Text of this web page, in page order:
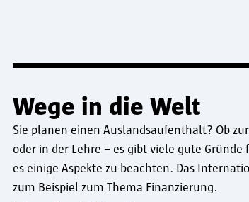
Wege in die Welt
Sie planen einen Auslandsaufenthalt? Ob
oder in der Lehre – es gibt viele gute
es einige Aspekte zu beachten. Das
zum Beispiel zum Thema Finanzierung.